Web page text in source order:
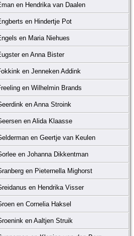
en Hendrika van Daalen
en Hindertje Pot
en Maria Niehues
en Anna Bister
en Jenneken Addink
en Wilhelmin Brands
en Anna Stroink
en Alida Klaasse
en Geertje van Keulen
en Johanna Dikkentman
en Pieternella Mighorst
en Hendrika Visser
en Cornelia Haksel
en Aaltjen Struik